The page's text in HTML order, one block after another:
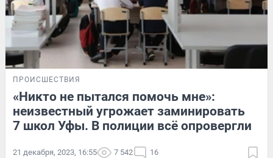
ПРОИСШЕСТВИЯ
«Никто не пытался помочь мне»:
неизвестный угрожает заминировать
7 школ Уфы. В полиции всё опровергли
21 декабря, 2023, 16:55 7 542 16